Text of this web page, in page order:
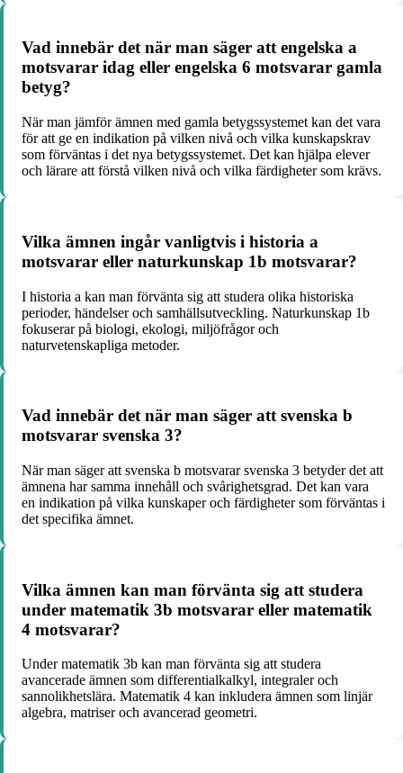
Vad innebär det när man säger att engelska a
motsvarar idag eller engelska 6 motsvarar gamla
betyg?
När man jämför ämnen med gamla betygssystemet kan det vara
för att ge en indikation på vilken nivå och vilka kunskapskrav
som förväntas i det nya betygssystemet. Det kan hjälpa elever
och lärare att förstå vilken nivå och vilka färdigheter som krävs.
Vilka ämnen ingår vanligtvis i historia a
motsvarar eller naturkunskap 1b motsvarar?
I historia a kan man förvänta sig att studera olika historiska
perioder, händelser och samhällsutveckling. Naturkunskap 1b
fokuserar på biologi, ekologi, miljöfrågor och
naturvetenskapliga metoder.
Vad innebär det när man säger att svenska b
motsvarar svenska 3?
När man säger att svenska b motsvarar svenska 3 betyder det att
ämnena har samma innehåll och svårighetsgrad. Det kan vara
en indikation på vilka kunskaper och färdigheter som förväntas i
det specifika ämnet.
Vilka ämnen kan man förvänta sig att studera
under matematik 3b motsvarar eller matematik
4 motsvarar?
Under matematik 3b kan man förvänta sig att studera
avancerade ämnen som differentialkalkyl, integraler och
sannolikhetslära. Matematik 4 kan inkludera ämnen som linjär
algebra, matriser och avancerad geometri.